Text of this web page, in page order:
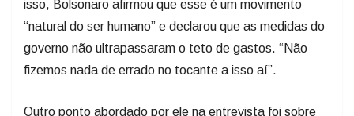
isso, Bolsonaro afirmou que esse é um movimento
“natural do ser humano” e declarou que as medidas do
governo não ultrapassaram o teto de gastos. “Não
fizemos nada de errado no tocante a isso aí”.
Outro ponto abordado por ele na entrevista foi sobre